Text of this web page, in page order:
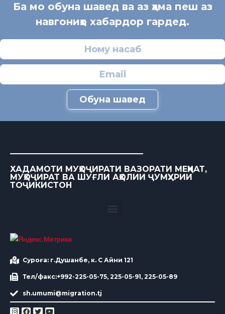
Ба мо обуна шавед ва аз ҳама пеш аз
навгониҳо хабардор гардед.
Обуна шавед
ХАДАМОТИ МУҲОҶИРАТИ ВАЗОРАТИ МЕҲНАТ,
МУҲОҶИРАТ ВА ШУҒЛИ АҲОЛИИ ҶУМҲУРИИ
ТОҶИКИСТОН
Суроға: г.Душанбе, к. С Айни 121
Тел/факс:+992-225-05-75, 225-05-91, 225-05-89
sh.umumi@migration.tj